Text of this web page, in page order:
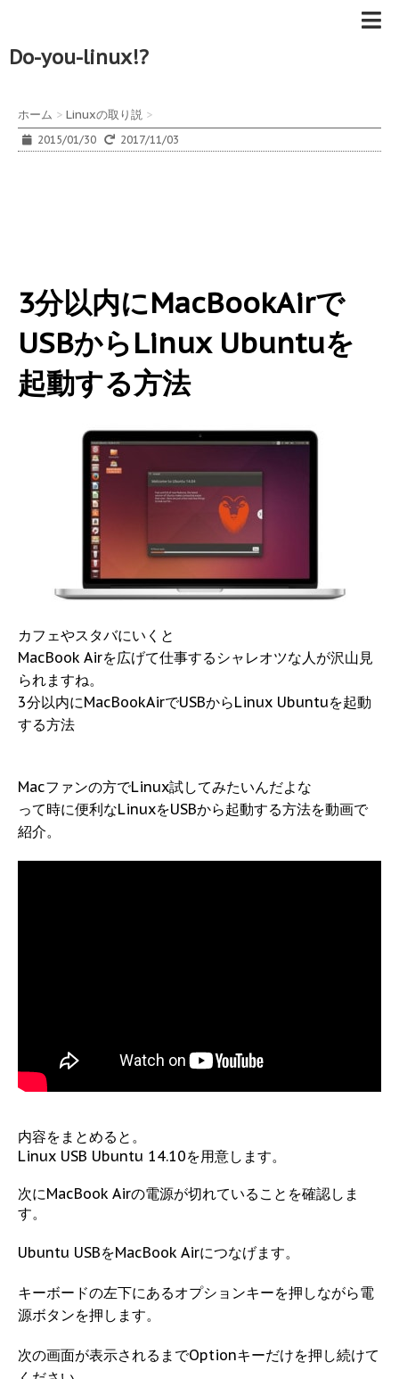
Do-you-linux!?
ホーム > Linuxの取り説 >
2015/01/30 2017/11/03
3分以内にMacBookAirで
USBからLinux Ubuntuを
起動する方法
カフェやスタバにいくと
MacBook Airを広げて仕事するシャレオツな人が沢山見
られますね。
3分以内にMacBookAirでUSBからLinux Ubuntuを起動
する方法
Macファンの方でLinux試してみたいんだよな
って時に便利なLinuxをUSBから起動する方法を動画で
紹介。
内容をまとめると。
Linux USB Ubuntu 14.10を用意します。
次にMacBook Airの電源が切れていることを確認しま
す。
Ubuntu USBをMacBook Airにつなげます。
キーボードの左下にあるオプションキーを押しながら電
源ボタンを押します。
次の画面が表示されるまでOptionキーだけを押し続けて